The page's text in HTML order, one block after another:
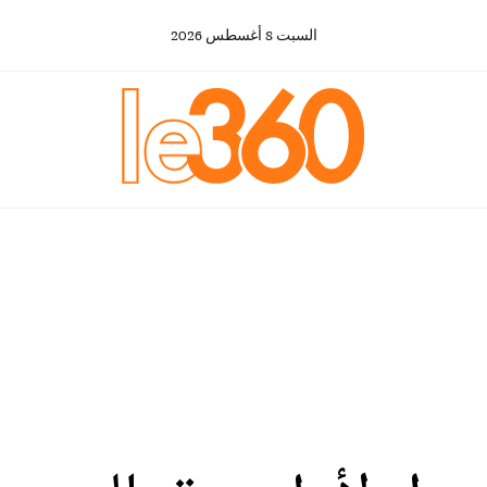
السبت 8 أغسطس 2026